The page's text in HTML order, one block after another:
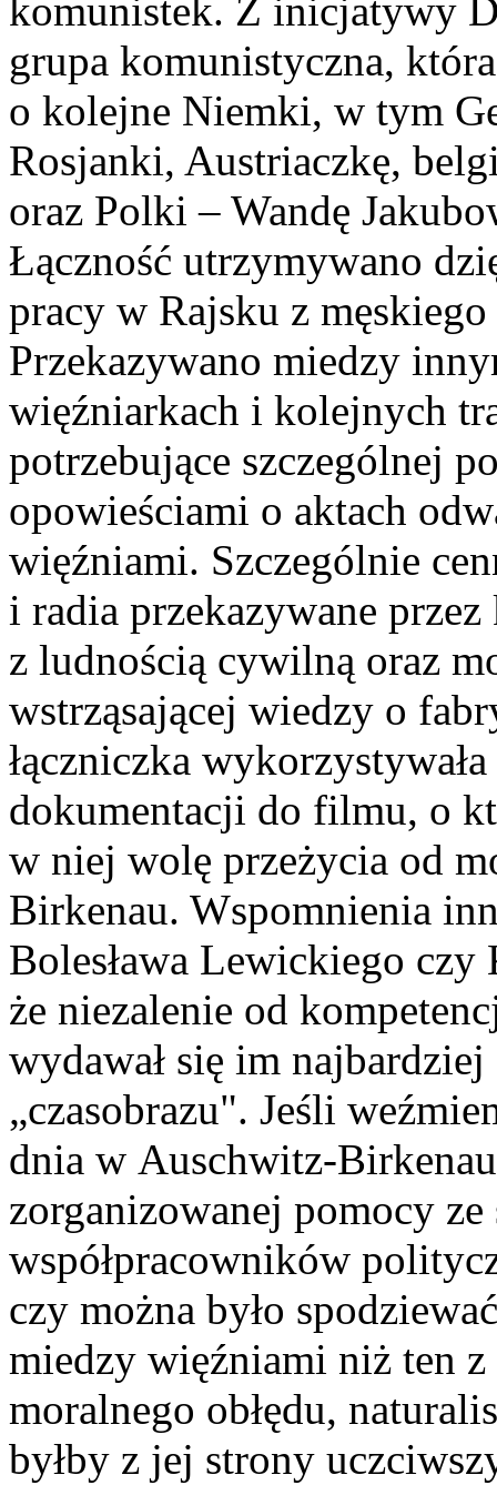
komunistek. Z inicjatywy
grupa komunistyczna,
o kolejne Niemki, w tym
Rosjanki, Austriaczkę,
oraz Polki – Wandę
Łączność utrzymywano
pracy w Rajsku z
Przekazywano miedzy
więźniarkach i kolejnych
potrzebujące szczególnej
opowieściami o aktach
więźniami. Szczególnie
i radia przekazywane
z ludnością cywilną oraz
wstrząsającej wiedzy o
łączniczka
dokumentacji do filmu, o
w niej wolę przeżycia od
Birkenau. Wspomnienia
Bolesława Lewickiego
że niezalenie od
wydawał się im
„czasobrazu". Jeśli
dnia w Auschwitz-
zorganizowanej pomocy
współpracowników
czy można było
miedzy więźniami niż ten z
moralnego obłędu,
byłby z jej strony